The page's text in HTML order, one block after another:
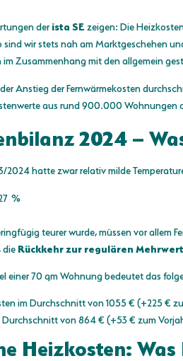
derista SE zeigen: Die
sind wir stets nah am Marktgeschehen
Zusammenhang mit den allgemein
Anstieg der Fernwärmekosten
aus rund 900.000 Wohnungen
2024 –
2024 hatte zwar relativ milde
%
teurer wurde, müssen vor allem
, die Rückkehr zur regulären
einer 70 qm Wohnung bedeutet das
im Durchschnitt von 1055 € (+225 €
von 864 € (+53 € zum
Heizkosten: